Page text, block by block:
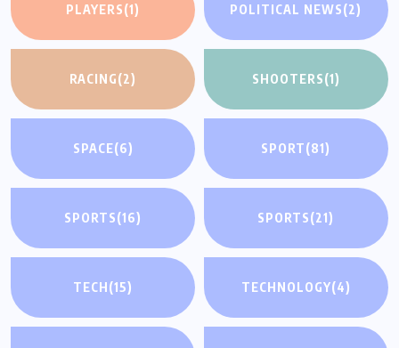
PLAYERS(1) POLITICAL NEWS(2)
RACING(2) SHOOTERS(1)
SPACE(6) SPORT(81)
SPORTS(16) SPORTS(21)
TECH (15) TECHNOLOGY(4)